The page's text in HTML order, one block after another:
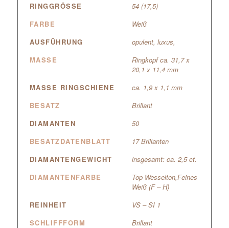
RINGGRÖSSE
54 (17,5)
FARBE
Weiß
AUSFÜHRUNG
opulent, luxus,
MASSE
Ringkopf ca. 31,7 x
20,1 x 11,4 mm
MASSE RINGSCHIENE
ca. 1,9 x 1,1 mm
BESATZ
Brillant
DIAMANTEN
50
BESATZDATENBLATT
17 Brillanten
DIAMANTENGEWICHT
insgesamt: ca. 2,5 ct.
DIAMANTENFARBE
Top Wesselton,Feines
Weiß (F – H)
REINHEIT
VS – SI 1
SCHLIFFFORM
Brillant